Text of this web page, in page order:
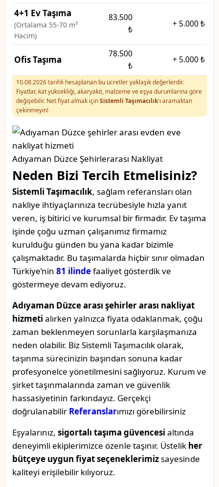
4+1 Ev Taşıma
(Ortalama 55-70 m³
Hacim)
83.500
₺
+ 5.000 ₺
Ofis Taşıma
78.500
₺
+ 5.000 ₺
10.08.2026 tarihli hesaplanan bu ücretler yaklaşık değerlerdir.
Fiyatlar, kat yüksekliği, akaryakıt, malzeme ve eşya durumlarına göre
değişebilir. Net fiyat almak içinSistemli Taşımacılık'ı aramaktan
çekinmeyin!
Adıyaman Düzce Şehirlerarası Nakliyat
Neden Bizi Tercih Etmelisiniz?
Sistemli Taşımacılık, sağlam referansları olan
nakliye ihtiyaçlarınıza tecrübesiyle hızla yanıt
veren, iş bitirici ve kurumsal bir firmadır. Ev taşıma
işinde çoğu uzman çalışanımız firmamız
kurulduğu günden bu yana kadar bizimle
çalışmaktadır. Bu taşımalarda hiçbir sınır olmadan
Türkiye’nin 81 ilindefaaliyet gösterdik ve
göstermeye devam ediyoruz.
Adıyaman Düzce arası şehirler arası nakliyat
hizmeti alırken yalnızca fiyata odaklanmak, çoğu
zaman beklenmeyen sorunlarla karşılaşmanıza
neden olabilir. Biz Sistemli Taşımacılık olarak,
taşınma sürecinizin başından sonuna kadar
profesyonelce yönetilmesini sağlıyoruz. Kurum ve
şirket taşınmalarında zaman ve güvenlik
hassasiyetinin farkındayız. Gerçekçi
doğrulanabilir Referanslarımızı görebilirsiniz
Eşyalarınız, sigortalı taşıma güvencesi altında
deneyimli ekiplerimizce özenle taşınır. Üstelik her
bütçeye uygun fiyat seçeneklerimizsayesinde
kaliteyi erişilebilir kılıyoruz.